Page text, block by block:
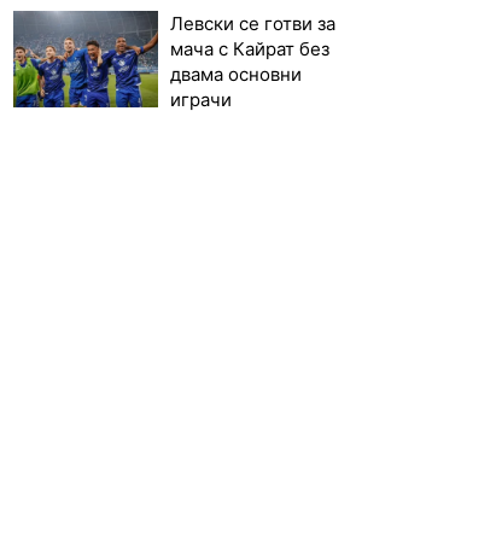
Левски се готви за
мача с Кайрат без
двама основни
играчи